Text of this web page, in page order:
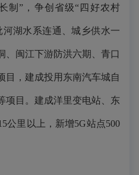
制”，争创省级“四好农村
湖水系连通、城乡供水一
、闽江下游防洪六期、青口
目，建成投用东南汽车城自
项目。建成洋里变电站、东
公里以上，新增5G站点500